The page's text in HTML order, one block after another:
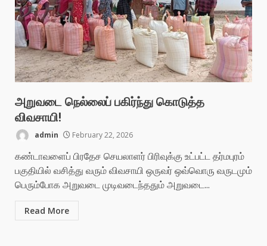
அறுவடை நெல்லைப் பகிர்ந்து கொடுத்த
விவசாயி!
admin February 22, 2026
கண்டாவளைப் பிரதேச செயலாளர் பிரிவுக்கு உட்பட்ட தர்மபுரம்
பகுதியில் வசித்து வரும் விவசாயி ஒருவர் ஒவ்வொரு வருடமும்
பெரும்போக அறுவடை முடிவடைந்ததும் அறுவடை...
Read More